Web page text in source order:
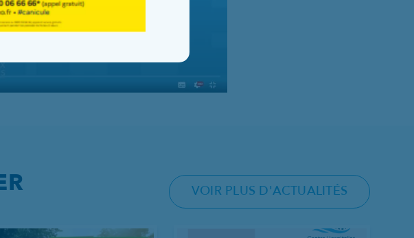
VOIR PLUS D'ACTUALITÉS